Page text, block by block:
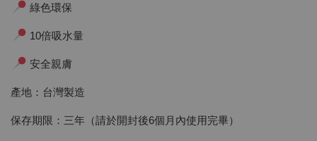
綠色環保
10倍吸水量
安全親膚
產地：台灣製造
保存期限：三年（請於開封後6個月內使用完畢）